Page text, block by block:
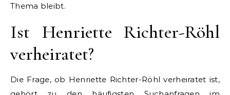
Thema bleibt.
Ist Henriette Richter-Röhl
verheiratet?
Die Frage, ob Henriette Richter-Röhl verheiratet ist,